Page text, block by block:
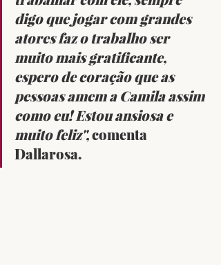
digo que jogar com grandes
atores faz o trabalho ser
muito mais gratificante,
espero de coração que as
pessoas amem a Camila assim
como eu! Estou ansiosa e
muito feliz", comenta
Dallarosa.